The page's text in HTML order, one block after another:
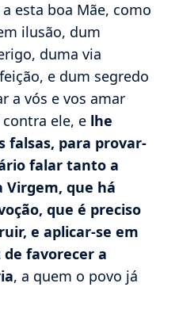
esta boa Mãe, como
ilusão, dum
duma via
e dum segredo
a vós e vos amar
ele, e lhe
falsas, para provar-
falar tanto a
Virgem, que há
que é preciso
e aplicar-se em
favorecer a
, a quem o povo já